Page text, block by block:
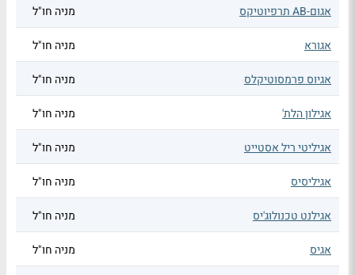
אגום-AB תרפיוטיקס
מניה חו"ל
אגורא מניה חו"ל
אגיוס פרמסוטיקלס מניה חו"ל
אגילון הלת' מניה חו"ל
אגיליטי ריל אסטייט מניה חו"ל
אגיליסיס מניה חו"ל
אגילנט טכנולוג'יס מניה חו"ל
אגיס מניה חו"ל